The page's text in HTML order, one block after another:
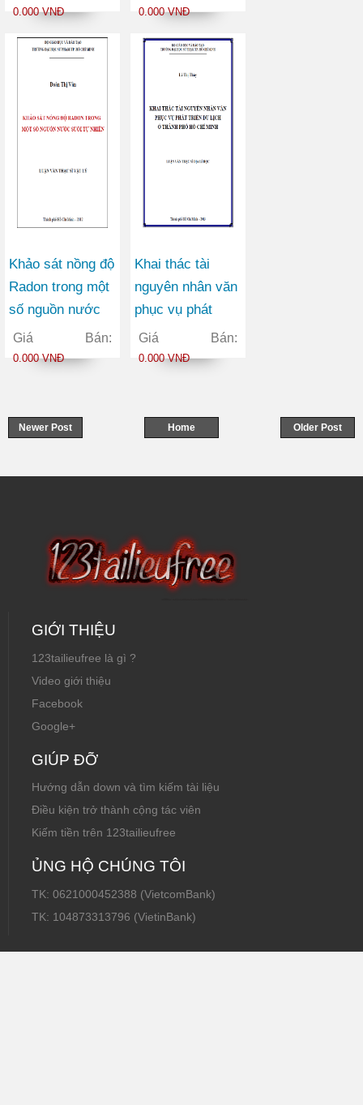
0.000 VNĐ
đoán y tế bằng
MCNP
0.000 VNĐ
Khảo sát nồng độ
Radon trong một
số nguồn nước
suối tự nhiên
Giá Bán:
0.000 VNĐ
Khai thác tài
nguyên nhân văn
phục vụ phát
triển du lịch ở
thành phố Hồ Chí
Giá Bán:
0.000 VNĐ
Newer Post Older Post
Home
GIỚI THIỆU
123tailieufree là gì ?
Video giới thiệu
Facebook
Google+
GIÚP ĐỠ
Hướng dẫn down và tìm kiếm tài liệu
Điều kiện trở thành cộng tác viên
Kiếm tiền trên 123tailieufree
ỦNG HỘ CHÚNG TÔI
TK: 0621000452388 (VietcomBank)
TK: 104873313796 (VietinBank)